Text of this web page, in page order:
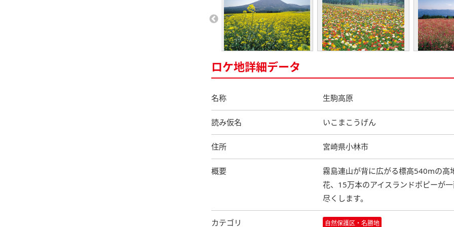
ロケ地詳細データ
名称 生駒高原
読み仮名 いこまこうげん
住所 宮崎県小林市
概要
霧島連山が背に広がる標高540mの
花、15万本のアイスランドポピーが
尽くします。
カテゴリ 自然保護区・名勝地